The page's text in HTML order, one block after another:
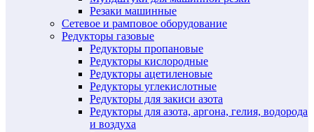
Резаки машинные
Сетевое и рамповое оборудование
Редукторы газовые
Редукторы пропановые
Редукторы кислородные
Редукторы ацетиленовые
Редукторы углекислотные
Редукторы для закиси азота
Редукторы для азота, аргона, гелия, водорода
и воздуха